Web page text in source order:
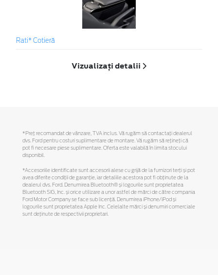
Rati* Cotieră
Vizualizați detalii
*Preţ recomandat de vânzare, TVA inclus. Vă rugăm să contactaţi dealerul
dvs. Ford pentru costuri suplimentare de montare. Vă rugăm să reţineţi că
pot fi necesare piese suplimentare. Oferta este valabilă în limita stocului
disponibil.
*Accesoriile identificate sunt accesorii alese cu grijă de la furnizori terți și pot
avea diferite condiții de garanție, iar detaliile acestora pot fi obținute de la
dealerul dvs. Ford. Denumirea Bluetooth® și logourile sunt proprietatea
Bluetooth SIG, Inc. și orice utilizare a unor astfel de mărci de către compania
Ford Motor Company se face sub licență. Denumirea iPhone/iPod și
logourile sunt proprietatea Apple Inc. Celelalte mărci și denumiri comerciale
sunt deținute de respectivii proprietari.